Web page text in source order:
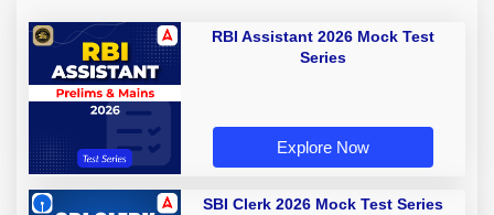
RBI Assistant 2026 Mock Test
Series
Explore Now
SBI Clerk 2026 Mock Test Series